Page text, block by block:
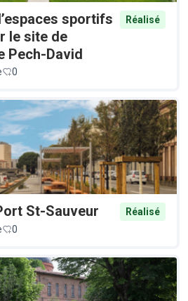
sportifs
le site de
Pech-David
Réalisé
0
St-Sauveur
Réalisé
0